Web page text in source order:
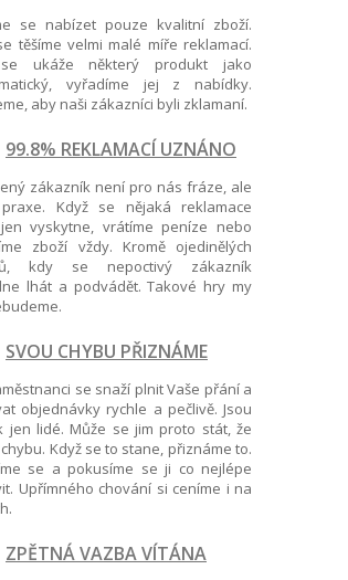
se nabízet pouze kvalitní zboží.
těšíme velmi malé míře reklamací.
ukáže některý produkt jako
vyřadíme jej z nabídky.
aby naši zákazníci byli zklamaní.
99.8% REKLAMACÍ UZNÁNO
zákazník není pro nás fráze, ale
Když se nějaká reklamace
vyskytne, vrátíme peníze nebo
zboží vždy. Kromě ojedinělých
kdy se nepoctivý zákazník
lhát a podvádět. Takové hry my
SVOU CHYBU PŘIZNÁME
se snaží plnit Vaše přání a
objednávky rychle a pečlivě. Jsou
jen lidé. Může se jim proto stát, že
Když se to stane, přiznáme to.
se a pokusíme se ji co nejlépe
Upřímného chování si ceníme i na
ZPĚTNÁ VAZBA VÍTÁNA